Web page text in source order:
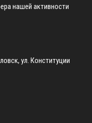
нашей активности
ул. Конституции